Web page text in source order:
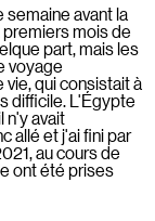
semaine avant la
mois de
part, mais les
voyage
qui consistait à
difficile. L'Égypte
n'y avait
allé et j'ai fini par
au cours de
ont été prises